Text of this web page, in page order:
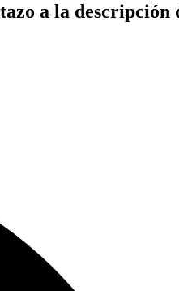
a la descripción